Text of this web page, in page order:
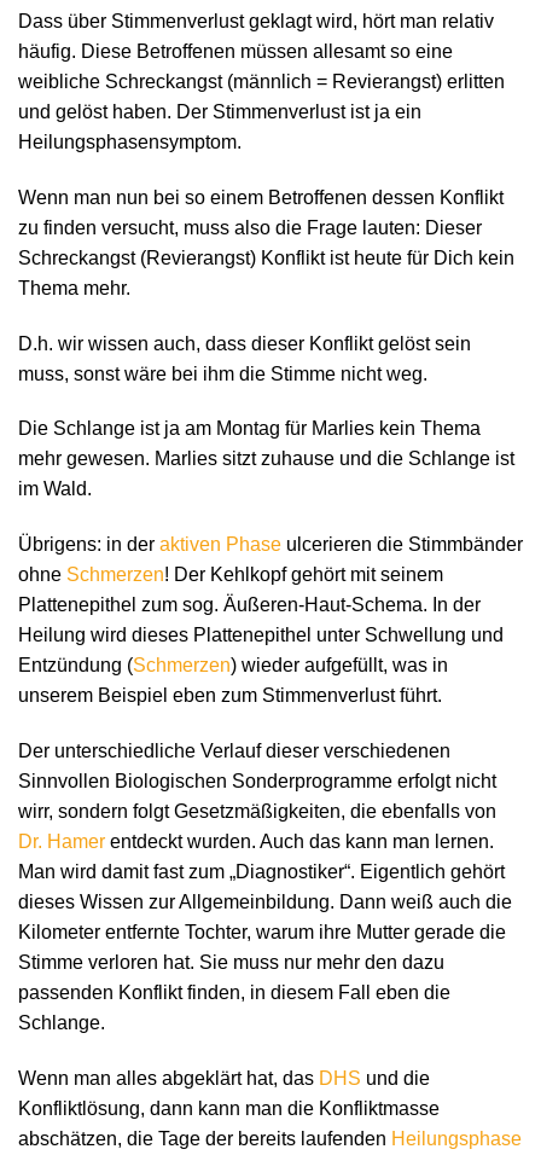
Dass über Stimmenverlust geklagt wird, hört man relativ
häufig. Diese Betroffenen müssen allesamt so eine
weibliche Schreckangst (männlich = Revierangst) erlitten
und gelöst haben. Der Stimmenverlust ist ja ein
Heilungsphasensymptom.
Wenn man nun bei so einem Betroffenen dessen Konflikt
zu finden versucht, muss also die Frage lauten: Dieser
Schreckangst (Revierangst) Konflikt ist heute für Dich kein
Thema mehr.
D.h. wir wissen auch, dass dieser Konflikt gelöst sein
muss, sonst wäre bei ihm die Stimme nicht weg.
Die Schlange ist ja am Montag für Marlies kein Thema
mehr gewesen. Marlies sitzt zuhause und die Schlange ist
im Wald.
Übrigens: in der aktiven Phase ulcerieren die Stimmbänder
ohne Schmerzen! Der Kehlkopf gehört mit seinem
Plattenepithel zum sog. Äußeren-Haut-Schema. In der
Heilung wird dieses Plattenepithel unter Schwellung und
Entzündung (Schmerzen) wieder aufgefüllt, was in
unserem Beispiel eben zum Stimmenverlust führt.
Der unterschiedliche Verlauf dieser verschiedenen
Sinnvollen Biologischen Sonderprogramme erfolgt nicht
wirr, sondern folgt Gesetzmäßigkeiten, die ebenfalls von
Dr. Hamer entdeckt wurden. Auch das kann man lernen.
Man wird damit fast zum „Diagnostiker“. Eigentlich gehört
dieses Wissen zur Allgemeinbildung. Dann weiß auch die
Kilometer entfernte Tochter, warum ihre Mutter gerade die
Stimme verloren hat. Sie muss nur mehr den dazu
passenden Konflikt finden, in diesem Fall eben die
Schlange.
Wenn man alles abgeklärt hat, das DHS und die
Konfliktlösung, dann kann man die Konfliktmasse
abschätzen, die Tage der bereits laufenden Heilungsphase